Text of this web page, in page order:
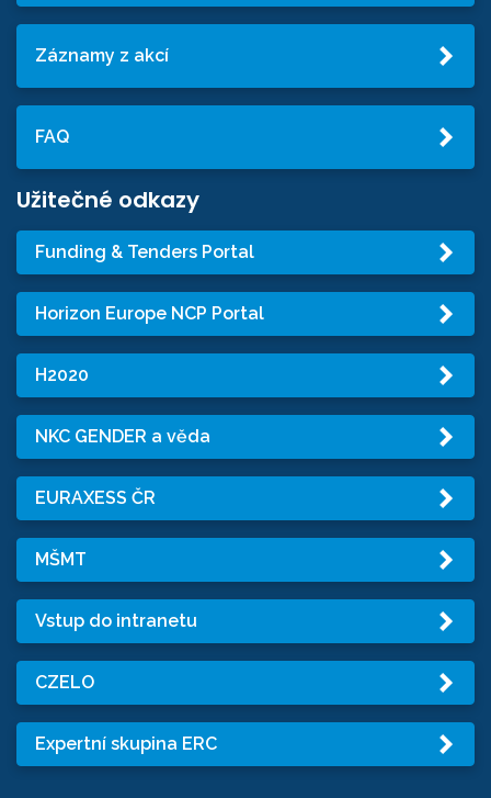
Záznamy z akcí
FAQ
Užitečné odkazy
Funding & Tenders Portal
Horizon Europe NCP Portal
H2020
NKC GENDER a věda
EURAXESS ČR
MŠMT
Vstup do intranetu
CZELO
Expertní skupina ERC